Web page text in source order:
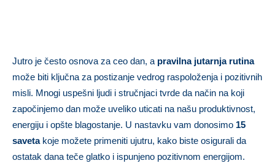
Jutro je često osnova za ceo dan, a pravilna jutarnja rutina
može biti ključna za postizanje vedrog raspoloženja i pozitivnih
misli. Mnogi uspešni ljudi i stručnjaci tvrde da način na koji
započinjemo dan može uveliko uticati na našu produktivnost,
energiju i opšte blagostanje. U nastavku vam donosimo 15
savetakoje možete primeniti ujutru, kako biste osigurali da
ostatak dana teče glatko i ispunjeno pozitivnom energijom.